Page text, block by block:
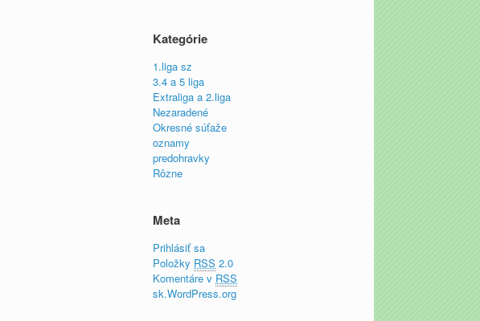
Kategórie
1.liga sz
3.4 a 5 liga
Extraliga a 2.liga
Nezaradené
Okresné súťaže
oznamy
predohravky
Rôzne
Meta
Prihlásiť sa
Položky RSS 2.0
Komentáre v RSS
sk.WordPress.org